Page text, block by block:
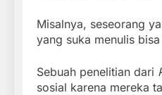
Misalnya, seseorang
yang suka menulis
Sebuah penelitian dari
sosial karena mereka